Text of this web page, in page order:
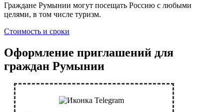
Граждане Румынии могут посещать Россию с любыми
целями, в том числе туризм.
Стоимость и сроки
Оформление приглашений для
граждан Румынии